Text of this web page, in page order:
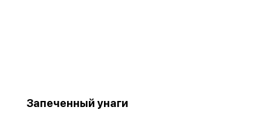
Запеченный унаги